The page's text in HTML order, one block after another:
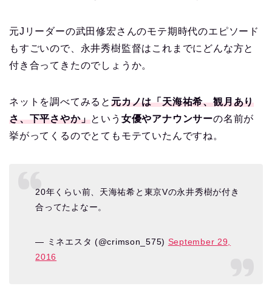
元Jリーダーの武田修宏さんのモテ期時代のエピソード
もすごいので、永井秀樹監督はこれまでにどんな方と
付き合ってきたのでしょうか。
ネットを調べてみると 元カノは「天海祐希、観月あり
さ、下平さやか」という 女優やアナウンサーの名前が
挙がってくるのでとてもモテていたんですね。
20年くらい前、天海祐希と東京Vの永井秀樹が付き
合ってたよなー。
— ミネエスタ (@crimson_575) September 29,
2016